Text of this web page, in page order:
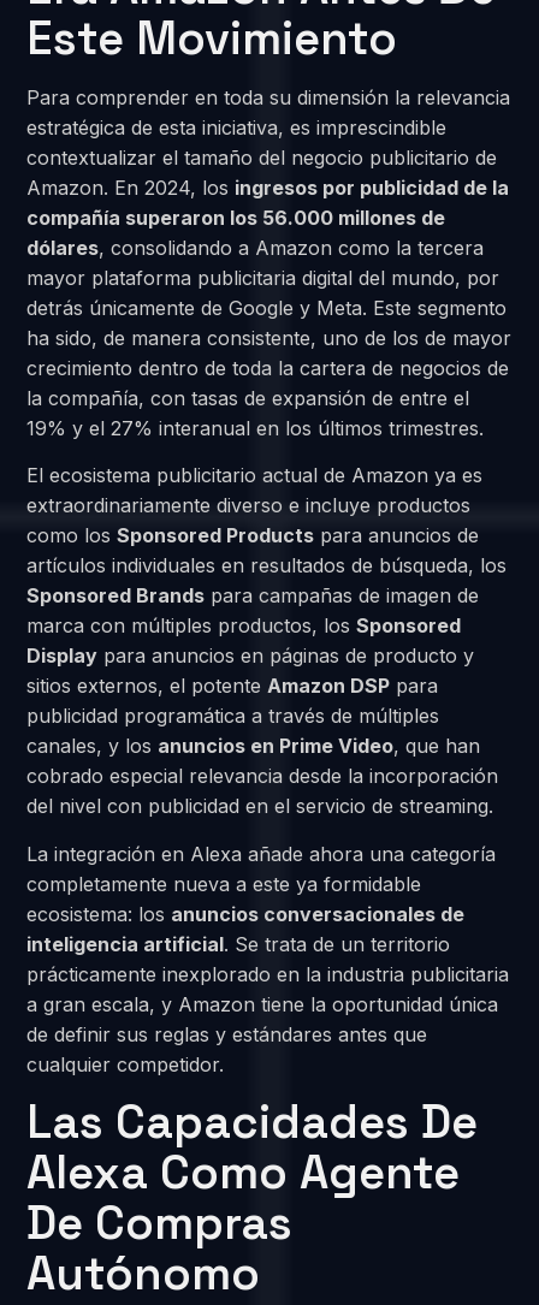
Este Movimiento
Para comprender en toda su dimensión la relevancia
estratégica de esta iniciativa, es imprescindible
contextualizar el tamaño del negocio publicitario de
Amazon. En 2024, los ingresos por publicidad de la
compañía superaron los 56.000 millones de
dólares, consolidando a Amazon como la tercera
mayor plataforma publicitaria digital del mundo, por
detrás únicamente de Google y Meta. Este segmento
ha sido, de manera consistente, uno de los de mayor
crecimiento dentro de toda la cartera de negocios de
la compañía, con tasas de expansión de entre el
19% y el 27% interanual en los últimos trimestres.
El ecosistema publicitario actual de Amazon ya es
extraordinariamente diverso e incluye productos
como losSponsored Products para anuncios de
artículos individuales en resultados de búsqueda, los
Sponsored Brands para campañas de imagen de
marca con múltiples productos, losSponsored
Display para anuncios en páginas de producto y
sitios externos, el potenteAmazon DSP para
publicidad programática a través de múltiples
canales, y los anuncios en Prime Video, que han
cobrado especial relevancia desde la incorporación
del nivel con publicidad en el servicio de streaming.
La integración en Alexa añade ahora una categoría
completamente nueva a este ya formidable
ecosistema: los anuncios conversacionales de
inteligencia artificial. Se trata de un territorio
prácticamente inexplorado en la industria publicitaria
a gran escala, y Amazon tiene la oportunidad única
de definir sus reglas y estándares antes que
cualquier competidor.
Las Capacidades De
Alexa Como Agente
De Compras
Autónomo